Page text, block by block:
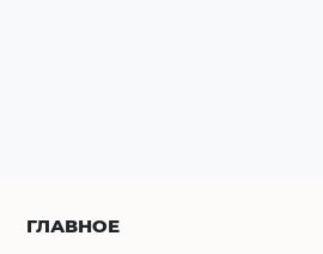
ГЛАВНОЕ